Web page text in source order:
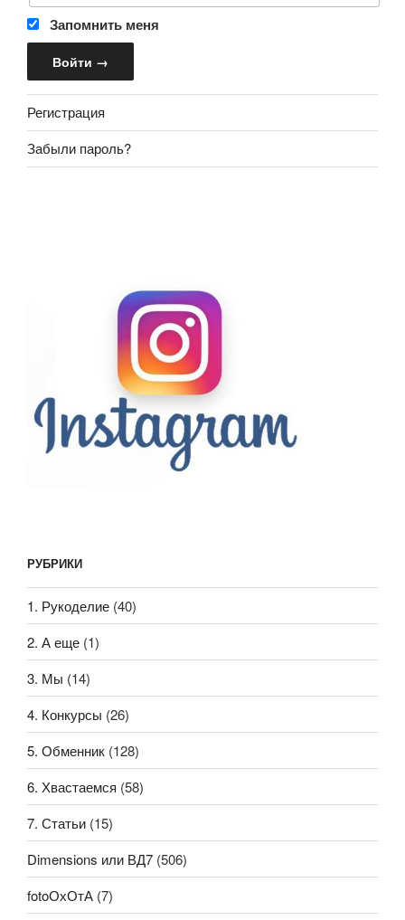
Запомнить меня
Регистрация
Забыли пароль?
РУБРИКИ
1. Рукоделие (40)
2. А еще (1)
3. Мы (14)
4. Конкурсы (26)
5. Обменник (128)
6. Хвастаемся (58)
7. Статьи (15)
Dimensions или ВД7 (506)
fotoОхОтА (7)